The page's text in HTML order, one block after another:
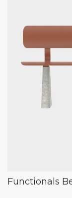
Functionals